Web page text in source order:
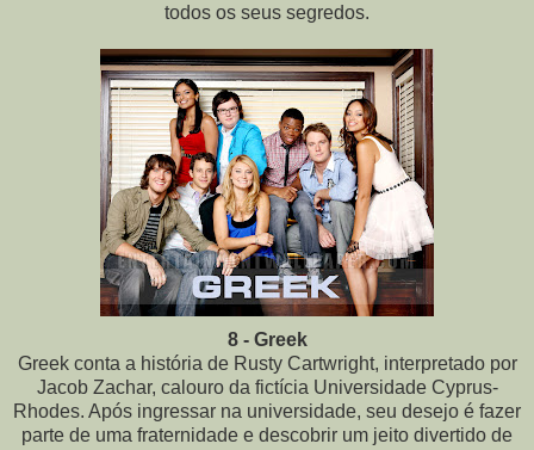
todos os seus segredos.
8 - Greek
Greek conta a história de Rusty Cartwright, interpretado por
Jacob Zachar, calouro da fictícia Universidade Cyprus-
Rhodes. Após ingressar na universidade, seu desejo é fazer
parte de uma fraternidade e descobrir um jeito divertido de